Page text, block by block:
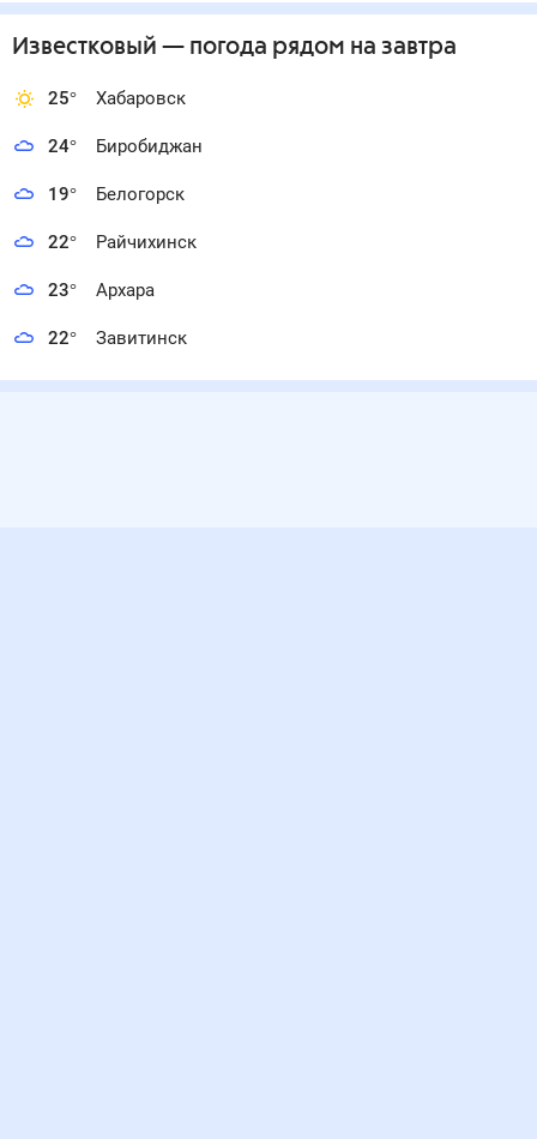
Известковый — погода рядом на завтра
25° Хабаровск
24° Биробиджан
19° Белогорск
22° Райчихинск
23° Архара
22° Завитинск